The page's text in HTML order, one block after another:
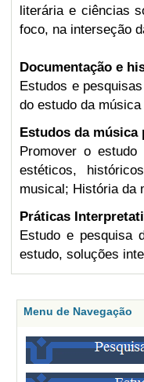
literária e ciências
foco, na interseção
Documentação e
Estudos e
do estudo da
Estudos da música
Promover o
estéticos,
musical; História da
Práticas
Estudo e pesquisa
estudo, soluções
Menu de Navegação